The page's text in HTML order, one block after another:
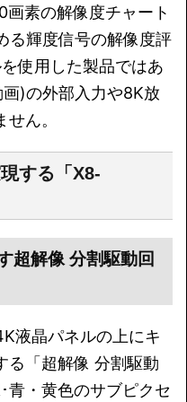
素の解像度チャート
る輝度信号の解像度評
使用した製品ではあ
)の外部入力や8K放
ん。
する「X8-
超解像 分割駆動回
液晶パネルの上にキ
る「超解像 分割駆動
青・黄色のサブピクセ